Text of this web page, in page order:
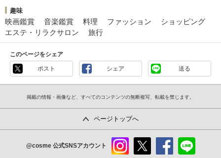
趣味
映画鑑賞 音楽鑑賞 料理 ファッション
ショッピング
エステ・リラクサロン
旅行
このページをシェア
ポスト シェア 送る
掲載の情報・画像など、すべてのコンテンツの無断複写、転載を禁じます。
ページトップへ
@cosme 公式SNSアカウント